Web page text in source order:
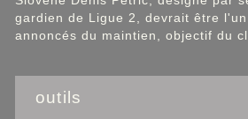
gardien de Ligue 2, devrait être
annoncés du maintien, objectif du
outils